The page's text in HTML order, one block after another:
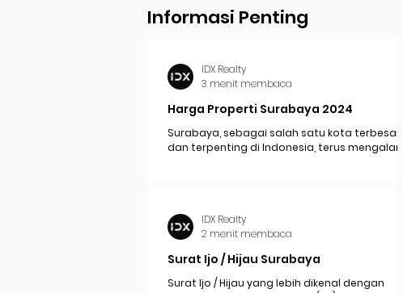
Informasi Penting
Harga Properti Surabaya 2024
Surabaya, sebagai salah satu kota terbesar
dan terpenting di Indonesia, terus mengalami
IDX Realty
3 menit membaca
Surat Ijo / Hijau Surabaya
Surat Ijo / Hijau yang lebih dikenal dengan
IDX Realty
2 menit membaca